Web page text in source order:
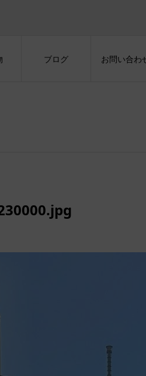
ブログ お問い合わ